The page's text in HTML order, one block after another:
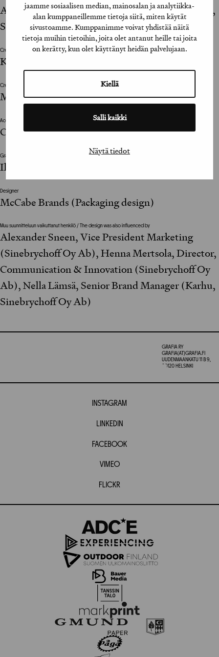
jaamme sosiaalisen median, mainosalan ja analytiikka-
alan kumppaneillemme tietoja siitä, miten käytät
sivustoamme. Kumppanimme voivat yhdistää näitä
tietoja muihin tietoihin, joita olet antanut heille tai joita
on kerätty, kun olet käyttänyt heidän palvelujaan.
Kiellä
Salli kaikki
Näytä tiedot
Ab), Nella Lämsä, Senior Brand Manager (Karhu,
Sinebrychoff Oy Ab)
Creative
Kari Puumalainen
Creative Director
Mikael Nemeschansky
Account Manager
Carolina Högnabba
Graafinen viimeistelijä / Graphic Design Assistant
Ilona Ahokainen
Designer
McCabe Brands (Packaging design)
Muu suunnitteluun vaikuttanut henkilö / The design was also influenced by
Alexander Sneen, Vice President Marketing
(Sinebrychoff Oy Ab), Henna Mertsola, Director,
Communication & Innovation (Sinebrychoff Oy
Ab), Nella Lämsä, Senior Brand Manager (Karhu,
Sinebrychoff Oy Ab)
GRAFIA RY
GRAFIA(AT)GRAFIA.FI
UUDENMAANKATU 11 B 9,
00120 HELSINKI
INSTAGRAM
LINKEDIN
FACEBOOK
VIMEO
FLICKR